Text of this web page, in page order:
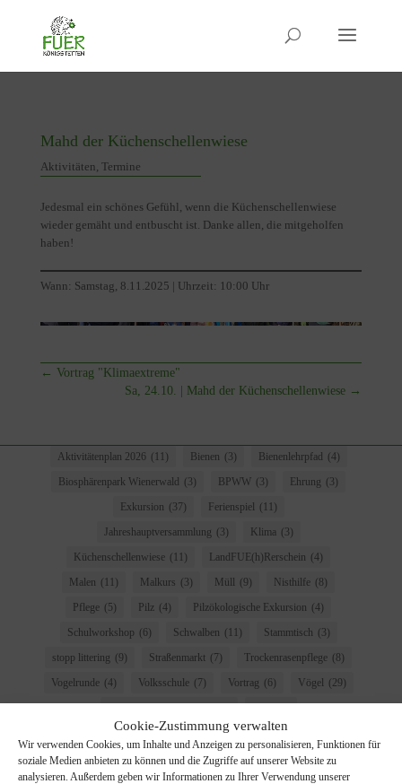
Cookie-Zustimmung verwalten
Wir verwenden Cookies, um Inhalte und Anzeigen zu personalisieren, Funktionen für
soziale Medien anbieten zu können und die Zugriffe auf unserer Website zu
analysieren. Außerdem geben wir Informationen zu Ihrer Verwendung unserer
Mahd der Küchenschellenwiese
Aktivitäten, Termine
Jedesmal ein schönes Gefühl, wenn die Küchenschellenwiese
wieder gemäht und entbuscht ist. Danke allen, die mitgeholfen
haben!
Wann: Samstag, 8.11.2025 | Uhrzeit: 10:00 Uhr
← Vortrag "Klimaextreme"
Sa, 24.10. | Mahd der Küchenschellenwiese →
Aktivitätenplan 2026 (11) Bienen (3) Bienenlehrpfad
(4)
Biosphärenpark Wienerwald
(3) BPWW (3) Ehrung (3)
Exkursion (37) Ferienspiel
(11)
Jahreshauptversammlung (3) Klima (3)
Küchenschellenwiese (11) LandFUE(h)Rerschein (4)
Malen (11) Malkurs (3) Müll (9) Nisthilfe (8)
Pflege (5) Pilz (4) Pilzökologische Exkursion (4)
Schulworkshop (6) Schwalben (11) Stammtisch (3)
stopp littering (9) Straßenmarkt (7) Trockenrasenpflege (8)
Vogelrunde (4) Volksschule (7) Vortrag (6) Vögel
(29)